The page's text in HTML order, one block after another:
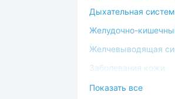
Дыхательная
Желудочно-
Желчевыводящая
Заболевания кожи
Иммунная система
Показать все